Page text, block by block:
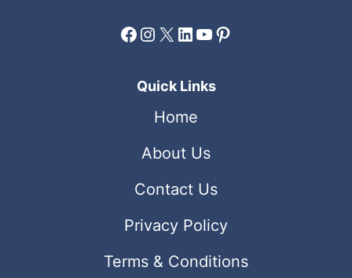
Facebook
Instagram
X LinkedIn
YouTube
Pinterest
Quick Links
Home
About Us
Contact Us
Privacy Policy
Terms & Conditions